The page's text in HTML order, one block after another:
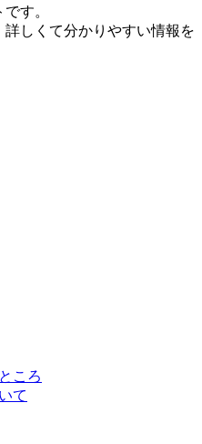
す。
しくて分かりやすい情報を
ころ
て